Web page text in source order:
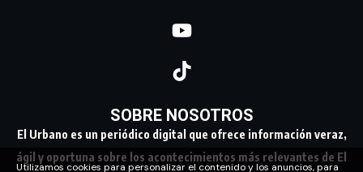
SOBRE NOSOTROS
El Urbano es un periódico digital que ofrece información veraz,
ágil y oportuna sobre los acontecimientos más relevantes de El
Utilizamos cookies para personalizar el contenido y los anuncios, para